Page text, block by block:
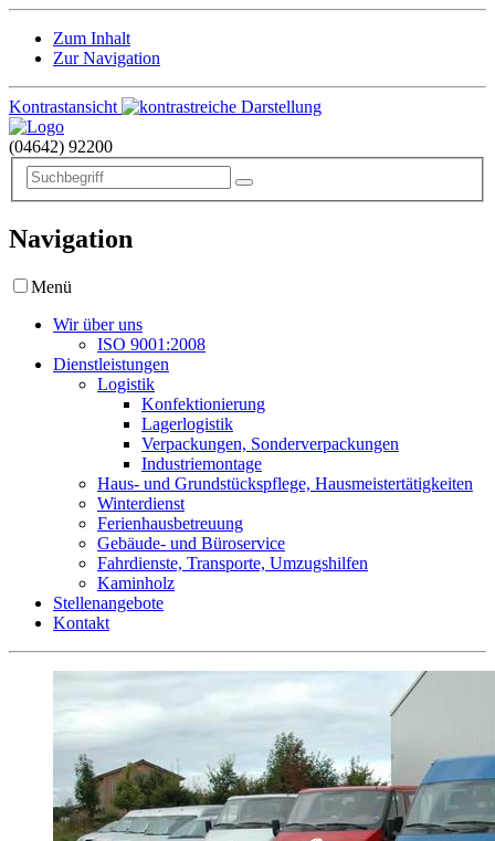
Zum Inhalt
Zur Navigation
Kontrastansicht
(04642) 92200
Navigation
Menü
Wir über uns
ISO 9001:2008
Dienstleistungen
Logistik
Konfektionierung
Lagerlogistik
Verpackungen, Sonderverpackungen
Industriemontage
Haus- und Grundstückspflege, Hausmeistertätigkeiten
Winterdienst
Ferienhausbetreuung
Gebäude- und Büroservice
Fahrdienste, Transporte, Umzugshilfen
Kaminholz
Stellenangebote
Kontakt